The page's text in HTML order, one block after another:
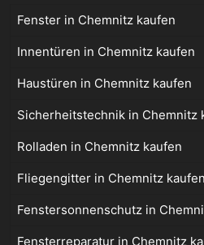
Fenster in Chemnitz kaufen
Innentüren in Chemnitz kaufen
Haustüren in Chemnitz kaufen
Sicherheitstechnik in Chemnitz
Rolladen in Chemnitz kaufen
Fliegengitter in Chemnitz kaufen
Fenstersonnenschutz in
Fensterreparatur in Chemnitz